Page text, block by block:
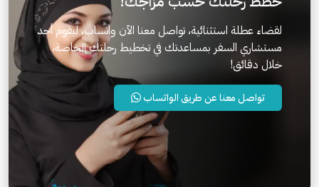
لقضاء عطلة استثنائية، تواصل معنا الآن واتساب، ليقوم أحد
مستشاري السفر بمساعدتك في تخطيط رحلتك الخاصة،
خلال دقائق!
تواصل معنا عن طريق الواتساب